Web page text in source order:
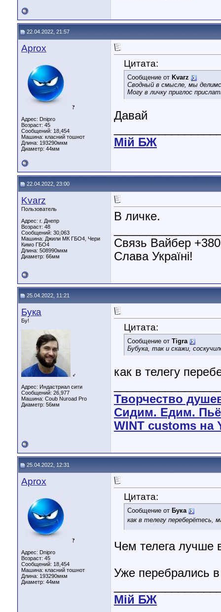
22.04.2022, 21:57
Aprox
?
Адрес: Dnipro
Возраст: 45
Сообщений: 18,454
Машина: класний тошнот
Длина: 193290мкм
Диаметр: 44мм
Цитата:
Сообщение от Kvarz
Сводный в смысле, мы
Могу в личку приглос
Давай
Мiй БЖ
22.04.2022, 23:00
Kvarz
Пользователь
Адрес: г. Днепр
Возраст: 48
Сообщений: 30,063
Машина: Джили МК ГБО4, Чери
Кимо ГБО4
Длина: 508990мкм
Диаметр: 66мм
В личке.
Связь Вайбер
Слава Україні!
25.04.2022, 11:21
Бука
Бу!
♂
Адрес: Индастриал сити
Сообщений: 26,977
Машина: Coub Nuroad Pro
Диаметр: 56мм
Цитата:
Сообщение от Tigra
Бубука, так и скажи,
как в телегу
Творчество
Сидим. Едим.
WINT customs на
25.04.2022, 12:31
Aprox
?
Адрес: Dnipro
Возраст: 45
Сообщений: 18,454
Машина: класний тошнот
Длина: 193290мкм
Диаметр: 44мм
Цитата:
Сообщение от Бука
как в телегу переберётесь,
Чем телега лучше
Уже перебрались
Мiй БЖ